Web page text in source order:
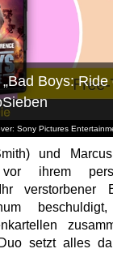
Sony Pictures
Boys: Ride
und
ihrem
verstorbener
setzt alles